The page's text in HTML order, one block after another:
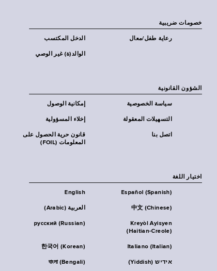
خصومات ضريبية
الدخل المكتسب رعاية طفل/معال
الوالد(ة) غير الوصي
الشؤون القانونية
إمكانية الوصول سياسة الخصوصية
إخلاء المسؤولية التسهيلات المعقولة
قانون حرية الحصول على
المعلومات (FOIL)
اتصل بنا
اختيار اللغة
English Español (Spanish)
العربية (Arabic) 中文 (Chinese)
русский (Russian)
Kreyòl Ayisyen
(Haitian-Creole)
한국어 (Korean) Italiano (Italian)
বাংলা (Bengali) אידיש (Yiddish)